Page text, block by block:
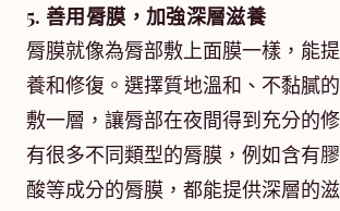
5. 善用脣膜，加強深層滋養
脣膜就像為脣部敷上面膜一樣，能
養和修復。選擇質地溫和、不黏膩
敷一層，讓脣部在夜間得到充分的
有很多不同類型的脣膜，例如含有
酸等成分的脣膜，都能提供深層的